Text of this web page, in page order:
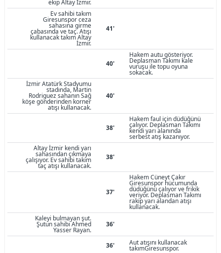
ekip Altay İzmir.
Ev sahibi takım
Giresunspor ceza
sahasına girme
çabasında ve taç. Atışı
kullanacak takım Altay
İzmir.
41'
40'
Hakem autu gösteriyor.
Deplasman Takımı kale
vuruşu ile topu oyuna
sokacak.
İzmir Atatürk Stadyumu
stadında, Martin
Rodriguez sahanın Sağ
köşe gönderinden korner
atışı kullanacak.
40'
38'
Hakem faul için düdüğünü
çalıyor. Deplasman Takımı
kendi yarı alanında
serbest atış kazanıyor.
Altay İzmir kendi yarı
sahasından çıkmaya
çalışıyor. Ev sahibi takım
taç atışı kullanacak.
38'
37'
Hakem Cüneyt Çakır
Giresunspor hücumunda
düdüğünü çalıyor ve frikik
veriyor. Deplasman Takımı
rakip yarı alandan atışı
kullanacak.
Kaleyi bulmayan şut.
Şutun sahibi Ahmed
Yasser Rayan.
36'
36' Aut atışını kullanacak
takımGiresunspor.